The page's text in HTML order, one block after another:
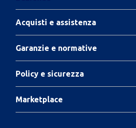
Acquisti e assistenza
Garanzie e normative
Policy e sicurezza
Marketplace